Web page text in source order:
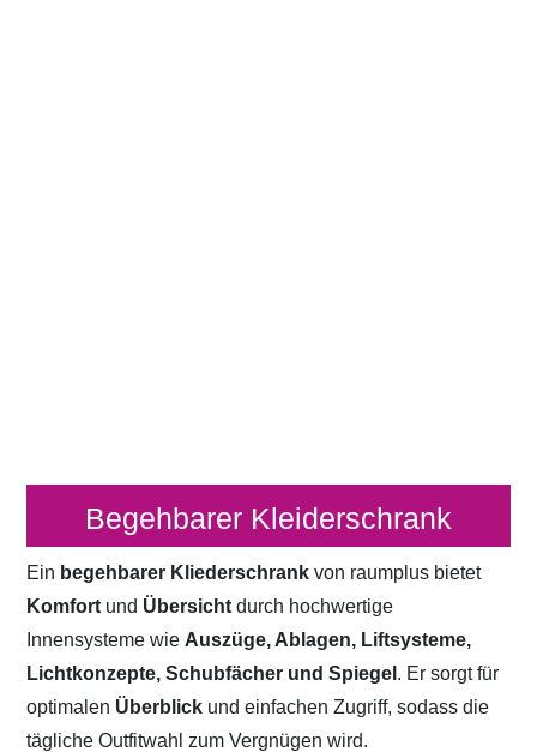
Begehbarer Kleiderschrank
Ein begehbarer Kliederschrankvon raumplus bietet
Komfort und Übersicht durch hochwertige
Innensysteme wie Auszüge, Ablagen, Liftsysteme,
Lichtkonzepte, Schubfächer und Spiegel . Er sorgt für
optimalen Überblick und einfachen Zugriff, sodass die
tägliche Outfitwahl zum Vergnügen wird.